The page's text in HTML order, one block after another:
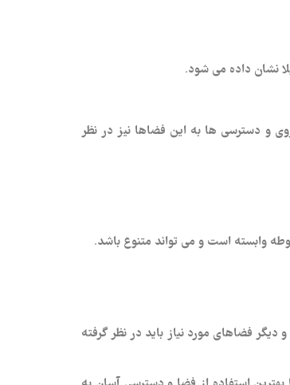
نشان داده می‌ شود.
و دسترسی‌ ها به این فضاها نیز در نظر
وابسته است و می‌ تواند متنوع باشد.
دیگر فضاهای مورد نیاز باید در نظر گرفته
استفاده از فضا و دسترسی آسان به